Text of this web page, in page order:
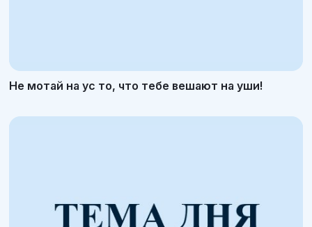
Не мотай на ус то, что тебе вешают на уши!